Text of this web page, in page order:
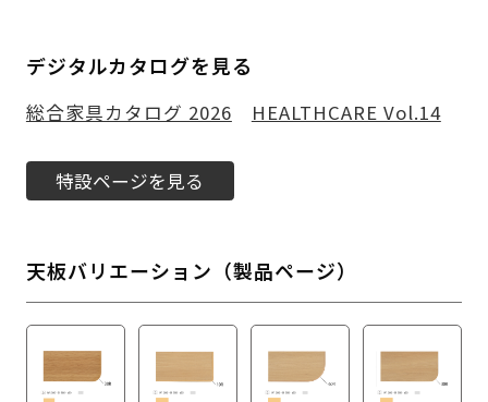
デジタルカタログを見る
総合家具カタログ 2026 HEALTHCARE Vol.14
特設ページを見る
天板バリエーション（製品ページ）